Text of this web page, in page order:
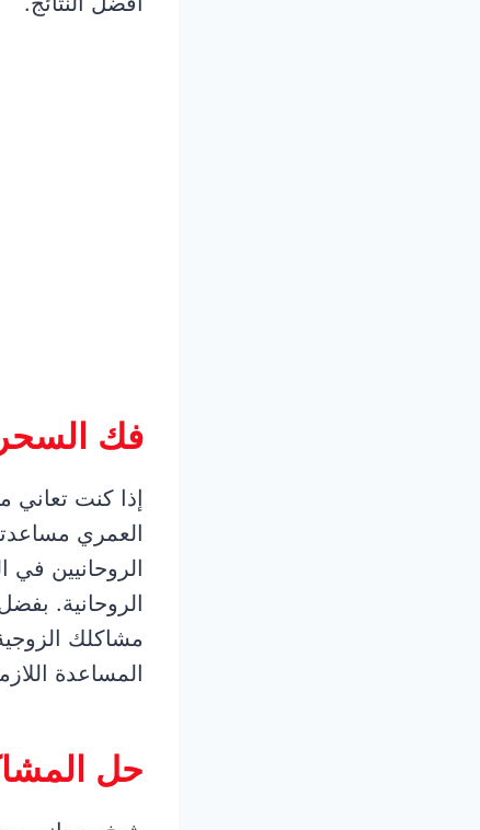
فك
إذا كنت تعاني
العمري
الروحانيين في
الروحانية.
مشاكلك
المساعدة
حل